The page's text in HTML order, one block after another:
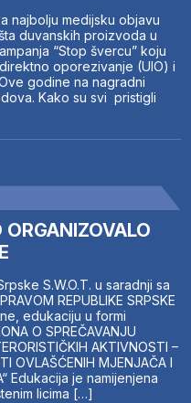
najbolju medijsku objavu
duvanskih proizvoda u
“Stop švercu” koju
oporezivanje (UIO) i
godine na nagradni
Kako su svi pristigli
S.W.O.T. u saradnji sa
REPUBLIKE SRPSKE
edukaciju u formi
O SPREČAVANJU
AKTIVNOSTI –
OVLAŠĆENIH MJENJAČA I
Edukacija je namijenjena
licima […]